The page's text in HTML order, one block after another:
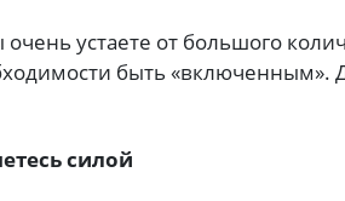
очень устаете от большого
быть «включенным».
силой